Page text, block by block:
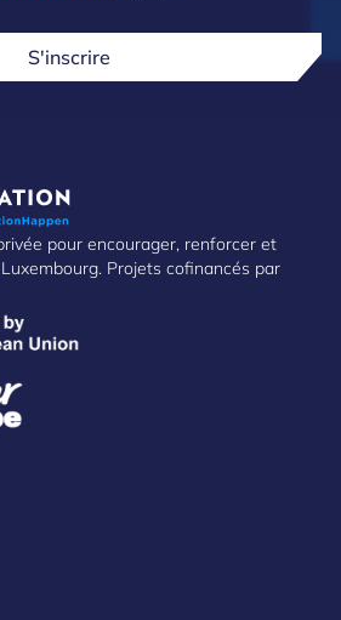
S'inscrire
pour encourager, renforcer et
Projets cofinancés par